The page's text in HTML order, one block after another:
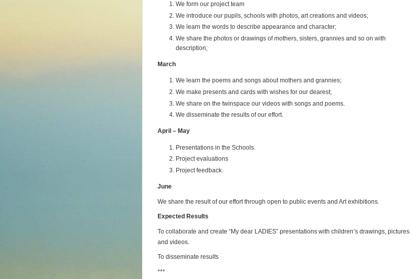
We form our project team
We introduce our pupils, schools with photos, art creations and videos;
We learn the words to describe appearance and character;
We share the photos or drawings of mothers, sisters, grannies and so on with
description;
March
We learn the poems and songs about mothers and grannies;
We make presents and cards with wishes for our dearest;
We share on the twinspace our videos with songs and poems.
We disseminate the results of our effort.
April – May
Presentations in the Schools.
Project evaluations
Project feedback.
June
We share the result of our effort through open to public events and Art exhibitions.
Expected Results
To collaborate and create “My dear LADIES” presentations with children’s drawings, pictures
and videos.
To disseminate results
***